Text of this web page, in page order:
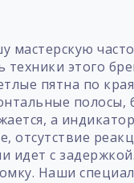
мастерскую
техники этого
пятна по
полосы,
а
отсутствие
идет с
Наши